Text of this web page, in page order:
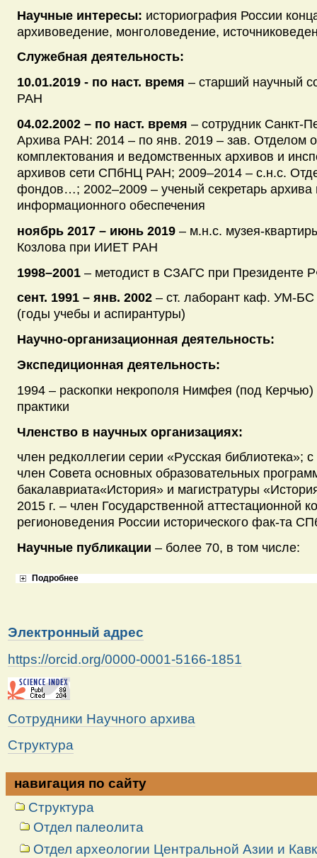
Научные интересы: историография России
архивоведение, монголоведение,
Служебная деятельность:
10.01.2019 - по наст. время – старший научный
РАН
04.02.2002 – по наст. время – сотрудник Санкт-
Архива РАН: 2014 – по янв. 2019 – зав. Отделом
комплектования и ведомственных архивов и
архивов сети СПбНЦ РАН; 2009–2014 – с.н.с.
фондов…; 2002–2009 – ученый секретарь архива
информационного обеспечения
ноябрь 2017 – июнь 2019– м.н.с. музея-
Козлова при ИИЕТ РАН
1998–2001– методист в СЗАГС при Президенте
сент. 1991 – янв. 2002– ст. лаборант каф. УМ-
(годы учебы и аспирантуры)
Научно-организационная деятельность:
Экспедиционная деятельность:
1994 – раскопки некрополя Нимфея (под Керчью)
практики
Членство в научных организациях:
член редколлегии серии «Русская библиотека»;
член Совета основных образовательных
бакалавриата«История» и магистратуры
2015 г. – член Государственной аттестационной
регионоведения России исторического фак-та
Научные публикации – более 70, в том числе:
Подробнее
Электронный адрес
https://orcid.org/0000-0001-5166-1851
Сотрудники Научного архива
Структура
навигация по сайту
Структура
Отдел палеолита
Отдел археологии Центральной Азии и